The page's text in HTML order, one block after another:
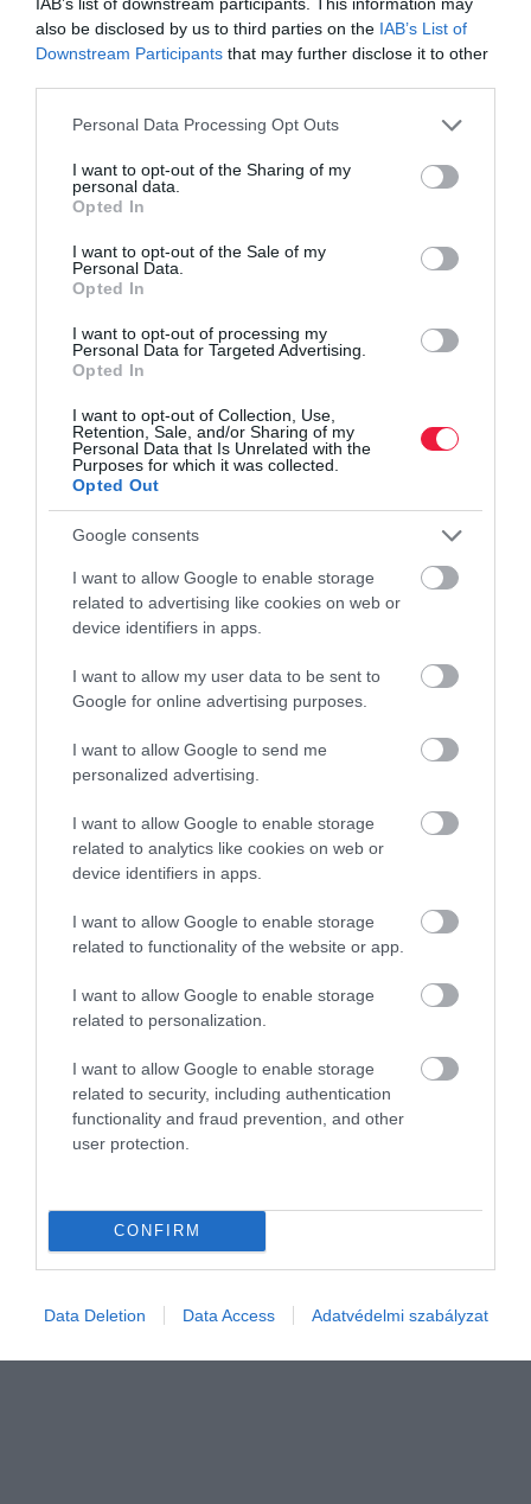
also be disclosed by us to third parties on the IAB’s List of
Downstream Participants that may further disclose it to other
Please note that this website/app uses one or more Google
not limited to your visit or usage behaviour. You may click to
grant or deny consent to Google and its third-party tags to
use your data for below specified purposes in below Google
consent section.
Personal Data Processing Opt Outs
I want to opt-out of the Sharing of my
personal data.
Opted In
I want to opt-out of the Sale of my
Personal Data.
Opted In
I want to opt-out of processing my
Personal Data for Targeted Advertising.
Opted In
I want to opt-out of Collection, Use,
Retention, Sale, and/or Sharing of my
Personal Data that Is Unrelated with the
Purposes for which it was collected.
Opted Out
Google consents
I want to allow Google to enable storage
related to advertising like cookies on web or
device identifiers in apps.
I want to allow my user data to be sent to
Google for online advertising purposes.
I want to allow Google to send me
personalized advertising.
I want to allow Google to enable storage
related to analytics like cookies on web or
device identifiers in apps.
I want to allow Google to enable storage
related to functionality of the website or app.
I want to allow Google to enable storage
related to personalization.
I want to allow Google to enable storage
related to security, including authentication
functionality and fraud prevention, and other
user protection.
CONFIRM
Data Deletion Data Access Adatvédelmi szabályzat
Befőzés, aszalás, fagyasztás – Tippek a paradicsom
biztonságos feldolgozásához
feldolgozott élelmiszer káros kutatás egészség
gyerekek
Cáfolják a tévhiteket a kutatások: lényegesen
A legújabb iparági adatok és átfogó elemzések szerint a korszerű
elektromos járművek akkumulátorai az elvárásoknál jóval